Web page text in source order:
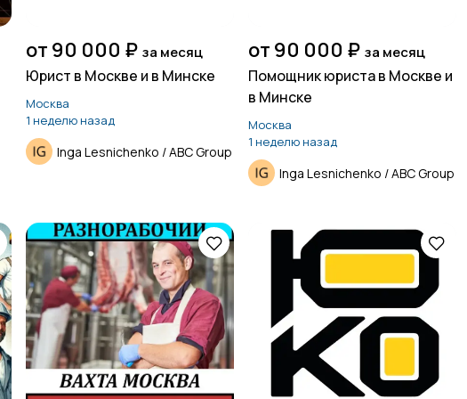
от 90 000 ₽ за месяц
Юрист в Москве и в Минске
Москва
1 неделю назад
Inga Lesnichenko / ABC Group
от 90 000 ₽ за месяц
Помощник юриста в Москве и
в Минске
Москва
1 неделю назад
Inga Lesnichenko / ABC Group